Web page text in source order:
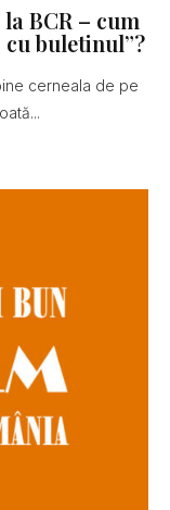
BCR – cum
buletinul”?
cerneala de pe